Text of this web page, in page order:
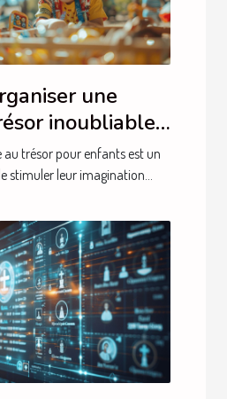
une
inoubliable
au trésor pour enfants est un
stimuler leur imagination...